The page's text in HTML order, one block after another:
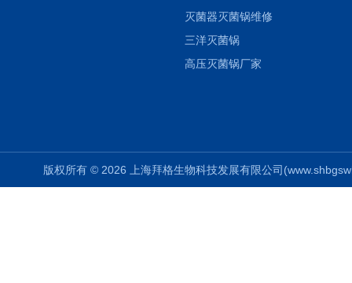
灭菌器灭菌锅维修
三洋灭菌锅
高压灭菌锅厂家
版权所有 © 2026 上海拜格生物科技发展有限公司